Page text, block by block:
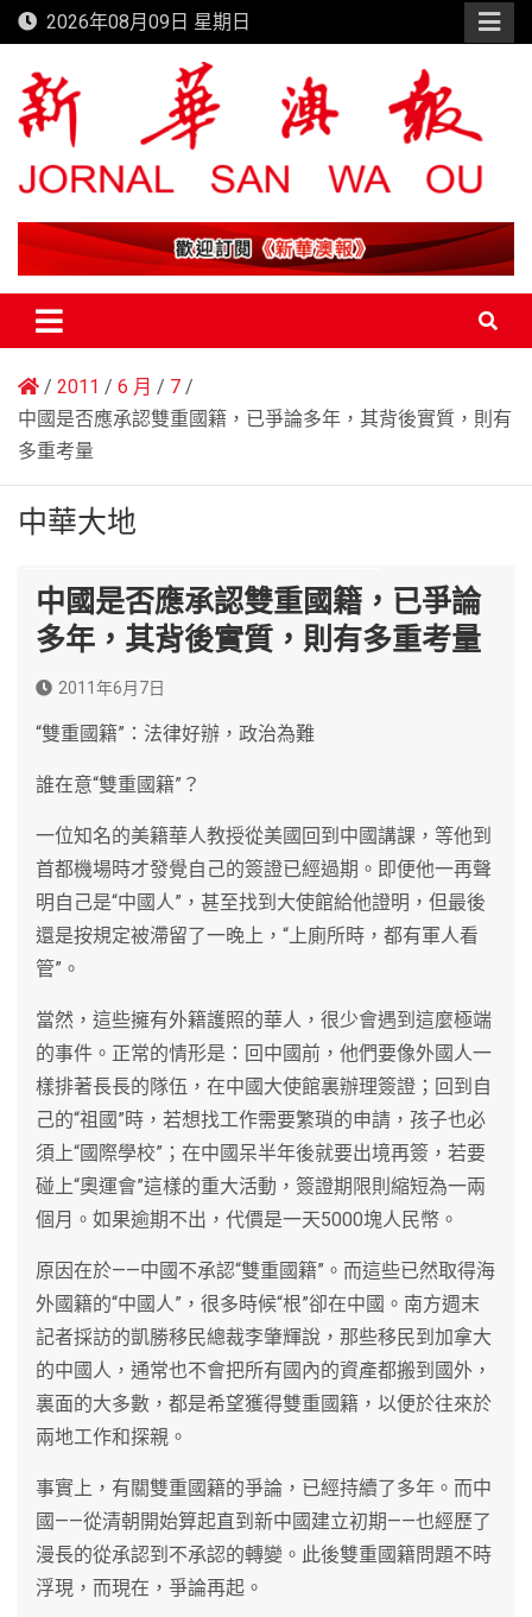
Skip
to
content
2026年08月09日 星期日
新華澳報
2011 6 月
7
中國是否應承認雙重國籍，已爭論多年，其背後實質，則有
多重考量
中華大地
中國是否應承認雙重國籍，已爭論
多年，其背後實質，則有多重考量
2011年6月7日
“雙重國籍”：法律好辦，政治為難
誰在意“雙重國籍”？
一位知名的美籍華人教授從美國回到中國講課，等他到
首都機場時才發覺自己的簽證已經過期。即便他一再聲
明自己是“中國人”，甚至找到大使館給他證明，但最後
還是按規定被滯留了一晚上，“上廁所時，都有軍人看
管”。
當然，這些擁有外籍護照的華人，很少會遇到這麼極端
的事件。正常的情形是：回中國前，他們要像外國人一
樣排著長長的隊伍，在中國大使館裏辦理簽證；回到自
己的“祖國”時，若想找工作需要繁瑣的申請，孩子也必
須上“國際學校”；在中國呆半年後就要出境再簽，若要
碰上“奧運會”這樣的重大活動，簽證期限則縮短為一兩
個月。如果逾期不出，代價是一天5000塊人民幣。
原因在於——中國不承認“雙重國籍”。而這些已然取得海
外國籍的“中國人”，很多時候“根”卻在中國。南方週末
記者採訪的凱勝移民總裁李肇輝說，那些移民到加拿大
的中國人，通常也不會把所有國內的資產都搬到國外，
裏面的大多數，都是希望獲得雙重國籍，以便於往來於
兩地工作和探親。
事實上，有關雙重國籍的爭論，已經持續了多年。而中
國——從清朝開始算起直到新中國建立初期——也經歷了
漫長的從承認到不承認的轉變。此後雙重國籍問題不時
浮現，而現在，爭論再起。